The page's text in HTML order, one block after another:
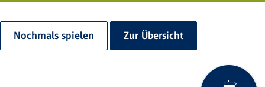
Nochmals spielen Zur Übersicht